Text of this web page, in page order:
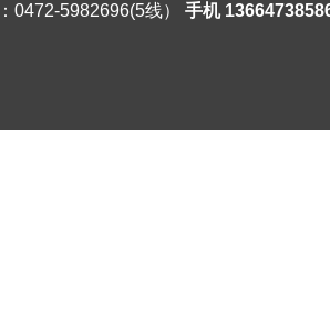
0472-5982696(5线） 手机